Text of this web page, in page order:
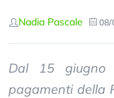
Nadia Pascale 08/
Dal 15
pagamenti della